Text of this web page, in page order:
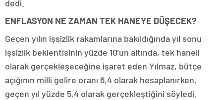
dedi.
ENFLASYON NE ZAMAN TEK HANEYE DÜŞECEK?
Geçen yılın işsizlik rakamlarına bakıldığında yıl sonu
işsizlik beklentisinin yüzde 10’un altında, tek haneli
olarak gerçekleşeceğine işaret eden Yılmaz, bütçe
açığının milli gelire oranı 6,4 olarak hesaplanırken,
geçen yıl yüzde 5,4 olarak gerçekleştiğini söyledi.